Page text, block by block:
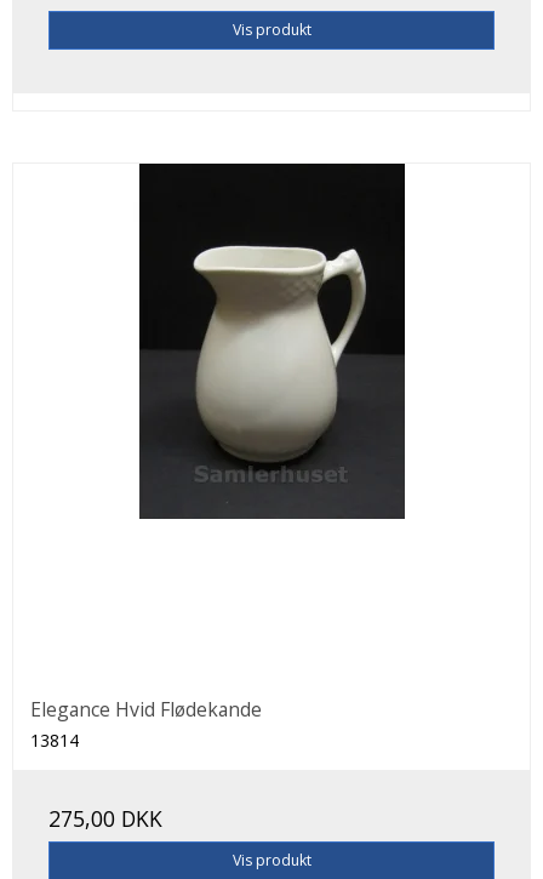
Vis produkt
Elegance Hvid Flødekande
13814
275,00 DKK
Vis produkt